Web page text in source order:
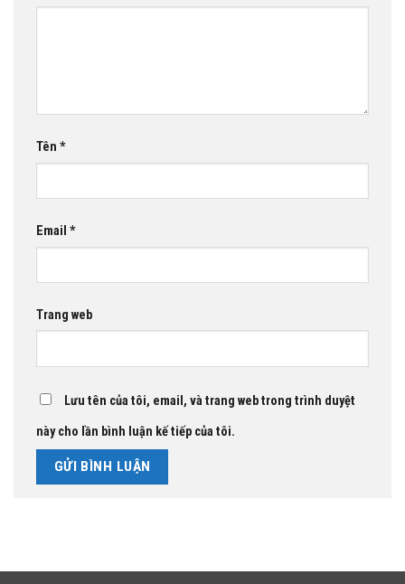
Tên *
Email *
Trang web
Lưu tên của tôi, email, và trang web trong trình duyệt
này cho lần bình luận kế tiếp của tôi.